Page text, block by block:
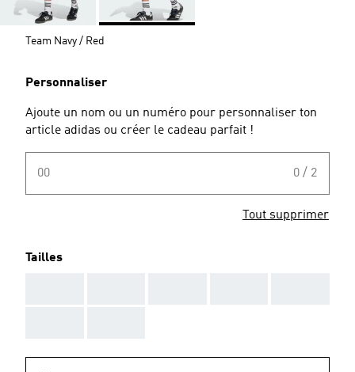
Team Navy / Red
Personnaliser
Ajoute un nom ou un numéro pour personnaliser ton
article adidas ou créer le cadeau parfait !
00 0 / 2
Tout supprimer
Tailles